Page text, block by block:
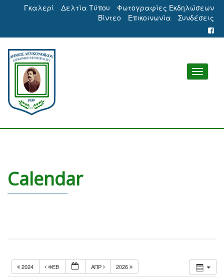
Γκαλερί Δελτία Τύπου
Φωτογραφίες Εκδηλώσεων
Βίντεο
Επικοινωνία Συνδέσεις
Calendar
2024 ΦΕΒ ΑΠΡ 2026